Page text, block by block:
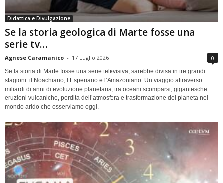
Didattica e Divulgazione
Se la storia geologica di Marte fosse una
serie tv…
Agnese Caramanico - 17 Luglio 2026 0
Se la storia di Marte fosse una serie televisiva, sarebbe divisa in tre grandi
stagioni: il Noachiano, l’Esperiano e l’Amazoniano. Un viaggio attraverso
miliardi di anni di evoluzione planetaria, tra oceani scomparsi, gigantesche
eruzioni vulcaniche, perdita dell’atmosfera e trasformazione del pianeta nel
mondo arido che osserviamo oggi.